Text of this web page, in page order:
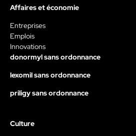
Affaires et économie
Entreprises
Emplois
Innovations
donormyl sans ordonnance
lexomil sans ordonnance
priligy sans ordonnance
Culture